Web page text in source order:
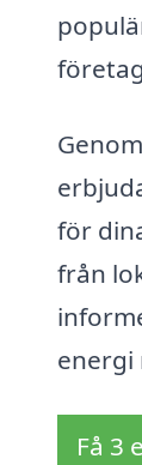
för
från
energi
Få 3